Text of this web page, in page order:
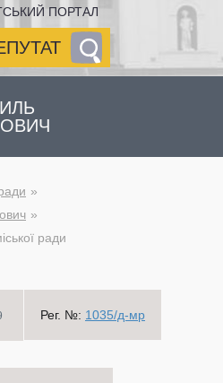
ПОРТАЛ
ради
Рег. №: 1035/д-мр